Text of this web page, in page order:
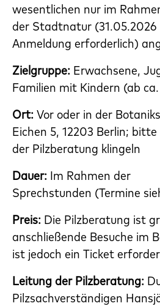
wesentlichen nur im
der Stadtnatur (31.05.2026
Anmeldung erforderlich)
Zielgruppe: Erwachsene,
Familien mit Kindern (ab
Ort: Vor oder in der
Eichen 5, 12203 Berlin;
der Pilzberatung klingeln
Dauer: Im Rahmen der
Sprechstunden (Termine
Preis: Die Pilzberatung ist
anschließende Besuche im
ist jedoch ein Ticket
Leitung der Pilzberatung:
Pilzsachverständigen